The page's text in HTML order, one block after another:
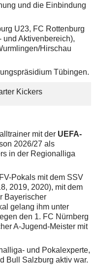
und die Einbindung
U23, FC Rottenburg
und Aktivenbereich),
Hirschau
Tübingen.
Kickers
mit der UEFA-
2026/27 als
in der Regionalliga
Pokals mit dem SSV
2019, 2020), mit dem
Bayerischer
gelang ihm unter
den 1. FC Nürnberg
A-Jugend-Meister mit
und Pokalexperte,
Bull Salzburg aktiv war.